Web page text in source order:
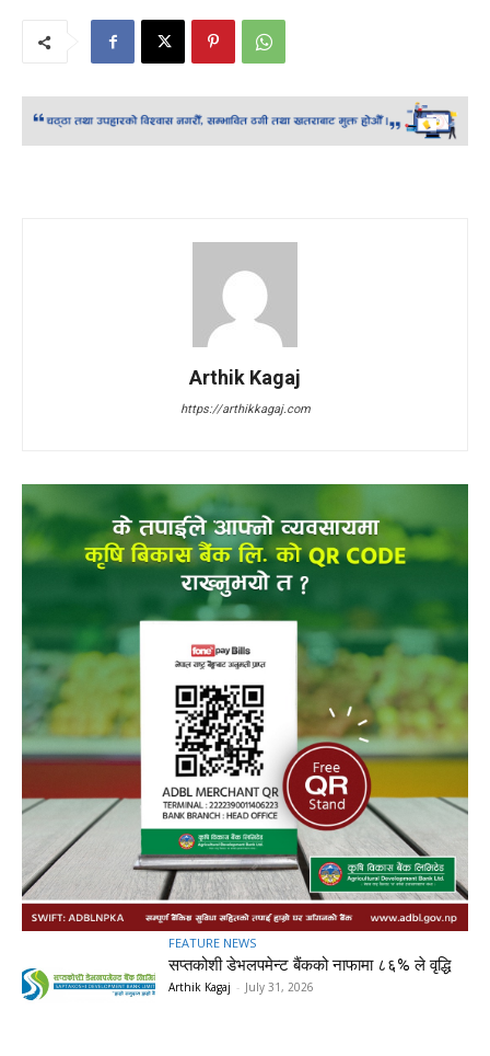
Arthik Kagaj
https://arthikkagaj.com
FEATURE NEWS
सप्तकोशी डेभलपमेन्ट बैंकको नाफामा ८६% ले वृद्धि
Arthik Kagaj - July 31, 2026